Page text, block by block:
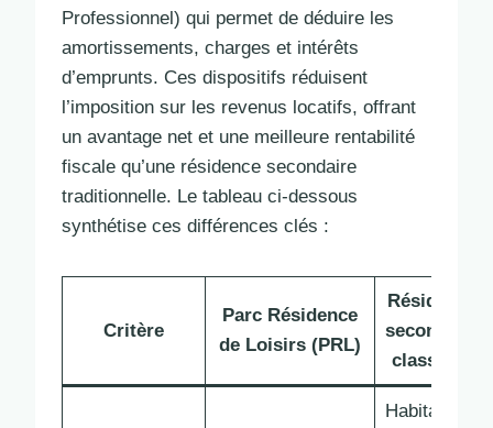
Professionnel) qui permet de déduire les
amortissements, charges et intérêts
d’emprunts. Ces dispositifs réduisent
l’imposition sur les revenus locatifs, offrant
un avantage net et une meilleure rentabilité
fiscale qu’une résidence secondaire
traditionnelle. Le tableau ci-dessous
synthétise ces différences clés :
Critère
Parc Résidence
de Loisirs (PRL)
Résidence
secondaire
classique
Habitation